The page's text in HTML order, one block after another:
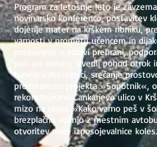
Program za letošnje leto je
novinarsko konferenco, postavitev
dojenje mater na krškem ribniku,
varnosti v prometu učencem in
predavanje o zdravi prehrani,
poti po mestu, izvedli pohod otrok
tunela v Brestanici, srečanje
predstavitev projekta »Sopotnik«,
rekonstruirano Cankarjevo ulico v
mizo na temo »Kako varno peš v
brezplačno vožnjo z mestnim
otvoritev nove izposojevalnice koles.